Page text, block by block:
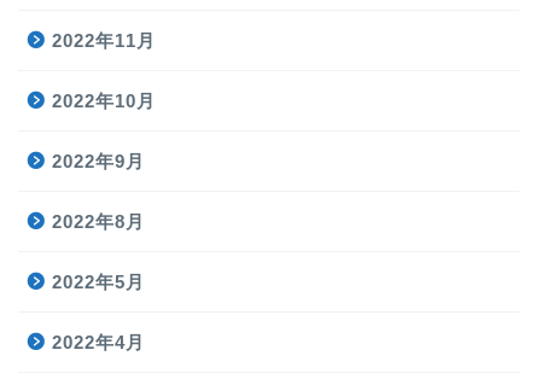
2022年11月
2022年10月
2022年9月
2022年8月
2022年5月
2022年4月